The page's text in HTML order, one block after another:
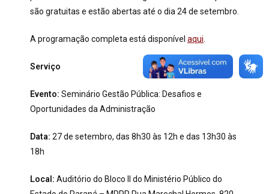
são gratuitas e estão abertas até o dia 24 de setembro.
A programação completa está disponível aqui
Serviço
Evento: Seminário Gestão Pública: Desafios e
Oportunidades da Administração
Data: 27 de setembro, das 8h30 às 12h e das 13h30 às
18h
Local: Auditório do Bloco II do Ministério Público do